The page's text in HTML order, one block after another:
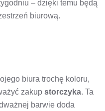
– dzięki temu będą
biurową.
biura trochę koloru,
zakup storczyka. Ta
barwie doda